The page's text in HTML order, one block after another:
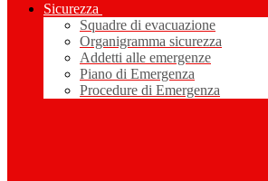
Sicurezza
Squadre di evacuazione
Organigramma sicurezza
Addetti alle emergenze
Piano di Emergenza
Procedure di Emergenza